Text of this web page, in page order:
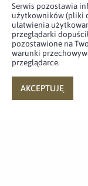
Sekretariat
Wojsk Obrony
Terytorialnej
Serwis pozostawia
użytkowników (pliki
ułatwienia
przeglądarki
pozostawione na
warunki
przeglądarce.
AKCEPTUJĘ